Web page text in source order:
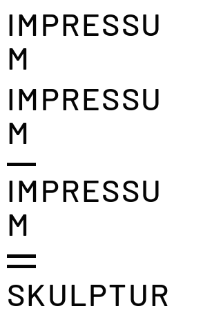
IMPRESSU
M
IMPRESSU
M
IMPRESSU
M
SKULPTUR